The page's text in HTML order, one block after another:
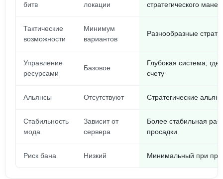
битв
локации
стратегического
Тактические
возможности
Минимум
вариантов
Разнообразные
Управление
ресурсами
Базовое
Глубокая система,
счету
Альянсы Отсутствуют Стратегические
Стабильность
мода
Зависит от
сервера
Более стабильная
просадки
Риск бана Низкий Минимальный при